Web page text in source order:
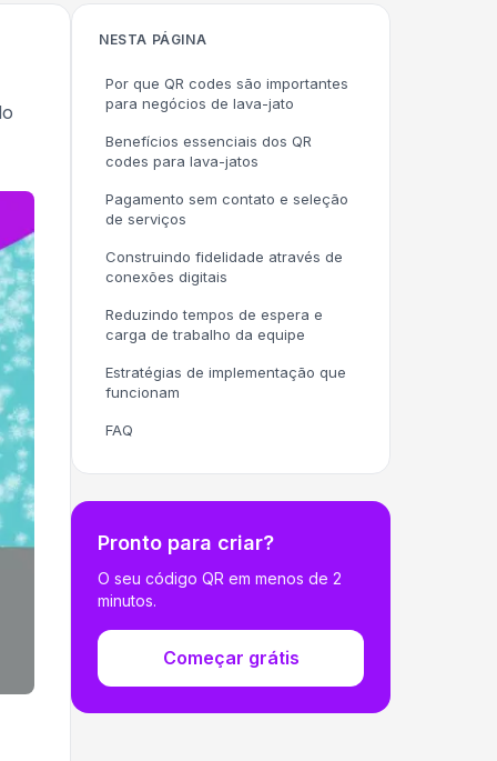
NESTA PÁGINA
Por que QR codes são importantes
para negócios de lava-jato
Benefícios essenciais dos QR
codes para lava-jatos
Pagamento sem contato e seleção
de serviços
Construindo fidelidade através de
conexões digitais
Reduzindo tempos de espera e
carga de trabalho da equipe
Estratégias de implementação que
funcionam
FAQ
Pronto para criar?
O seu código QR em menos de 2
minutos.
Começar grátis